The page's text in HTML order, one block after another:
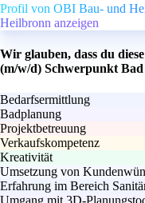
Profil von OBI Bau- und
Heilbronn anzeigen
Wir glauben, dass du
(m/w/d) Schwerpunkt
Bedarfsermittlung
Badplanung
Projektbetreuung
Verkaufskompetenz
Kreativität
Umsetzung von
Erfahrung im Bereich